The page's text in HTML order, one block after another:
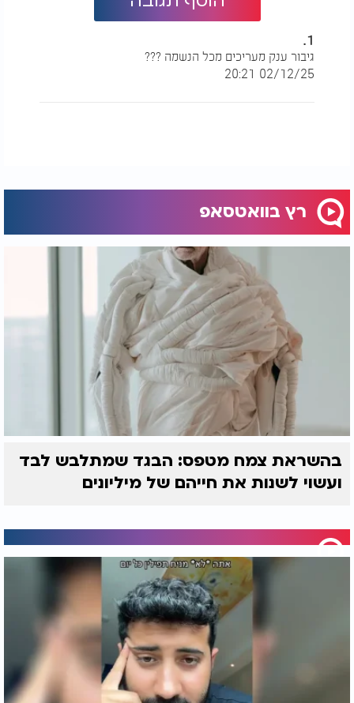
1.
גיבור ענק מעריכים מכל הנשמה ???
02/12/25 20:21
רץ בוואטסאפ
בהשראת צמח מטפס: הבגד שמתלבש לבד
ועשוי לשנות את חייהם של מיליונים